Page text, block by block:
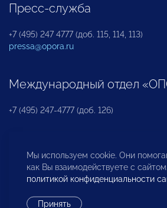
Пресс-служба
+7 (495) 247 4777 (доб. 115, 114, 113)
pressa@opora.ru
Международный отдел
+7 (495) 247-4777 (доб. 126)
Бюро по защите прав
инвесторов
Мы используем cookie. Они
как Вы взаимодействуете с
политикой конфиденциальности
Принять